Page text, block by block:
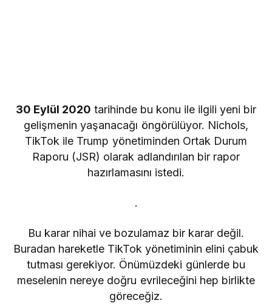
30 Eylül 2020 tarihinde bu konu ile ilgili yeni bir
gelişmenin yaşanacağı öngörülüyor. Nichols,
TikTok ile Trump yönetiminden Ortak Durum
Raporu (JSR) olarak adlandırılan bir rapor
hazırlamasını istedi.
.
Bu karar nihai ve bozulamaz bir karar değil.
Buradan hareketle TikTok yönetiminin elini çabuk
tutması gerekiyor. Önümüzdeki günlerde bu
meselenin nereye doğru evrileceğini hep birlikte
göreceğiz.